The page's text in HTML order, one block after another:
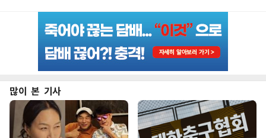
많이 본 기사